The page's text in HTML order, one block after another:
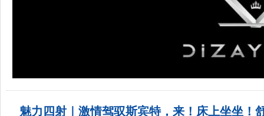
魅力四射｜激情驾驭斯宾特，来！床上坐坐！